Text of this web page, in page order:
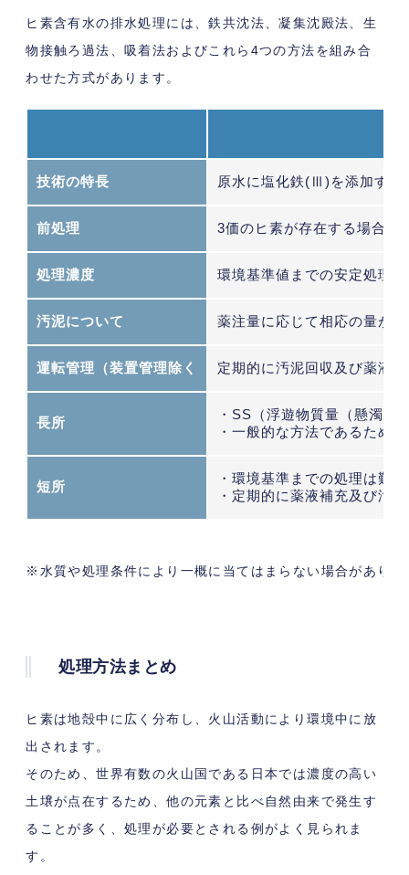
ヒ素含有水の排水処理には、鉄共沈法、凝集沈殿法、生
物接触ろ過法、吸着法およびこれら4つの方法を組み合
わせた方式があります。
技術の特長 原水に塩化鉄(Ⅲ)を添加する
前処理 3価のヒ素が存在する場合は
処理濃度 環境基準値までの安定処理
汚泥について 薬注量に応じて相応の量が
運転管理（装置管理除く 定期的に汚泥回収及び薬液
長所
・SS（浮遊物質量（懸濁物
・一般的な方法であるため
短所
・環境基準までの処理は難
・定期的に薬液補充及び汚
※水質や処理条件により一概に当てはまらない場合がありま
処理方法まとめ
ヒ素は地殻中に広く分布し、火山活動により環境中に放
出されます。
そのため、世界有数の火山国である日本では濃度の高い
土壌が点在するため、他の元素と比べ自然由来で発生す
ることが多く、処理が必要とされる例がよく見られま
す。